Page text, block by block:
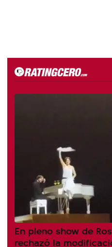
En pleno show de
rechazó la